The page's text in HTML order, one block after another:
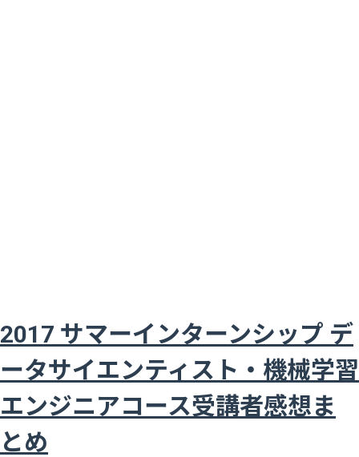
2017 サマーインターンシップ デ
ータサイエンティスト・機械学習
エンジニアコース受講者感想ま
とめ